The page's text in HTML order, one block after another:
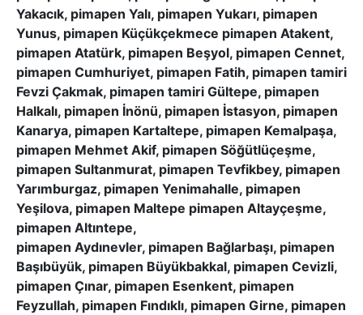
Yakacık, pimapen Yalı, pimapen Yukarı, pimapen
Yunus, pimapen Küçükçekmece pimapen Atakent,
pimapen Atatürk, pimapen Beşyol, pimapen Cennet,
pimapen Cumhuriyet, pimapen Fatih, pimapen tamiri
Fevzi Çakmak, pimapen tamiri Gültepe, pimapen
Halkalı, pimapen İnönü, pimapen İstasyon, pimapen
Kanarya, pimapen Kartaltepe, pimapen Kemalpaşa,
pimapen Mehmet Akif, pimapen Söğütlüçeşme,
pimapen Sultanmurat, pimapen Tevfikbey, pimapen
Yarımburgaz, pimapen Yenimahalle, pimapen
Yeşilova, pimapen Maltepe pimapen Altayçeşme,
pimapen Altıntepe,
pimapen Aydınevler, pimapen Bağlarbaşı, pimapen
Başıbüyük, pimapen Büyükbakkal, pimapen Cevizli,
pimapen Çınar, pimapen Esenkent, pimapen
Feyzullah, pimapen Fındıklı, pimapen Girne, pimapen